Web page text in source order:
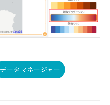
データマネージャー